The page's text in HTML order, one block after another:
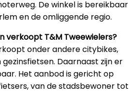
De winkel is bereikbaar
en de omliggende regio.
verkoopt T&M Tweewielers?
onder andere citybikes,
Daarnaast zijn er
Het aanbod is gericht op
van de stadsbewoner tot